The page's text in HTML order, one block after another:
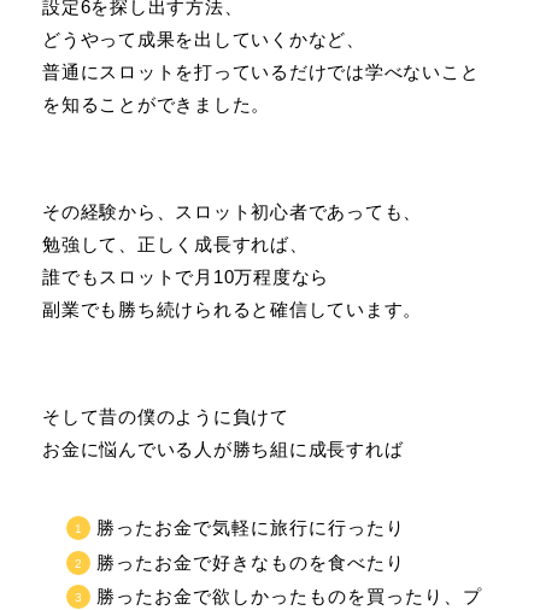
設定6を探し出す方法、
どうやって成果を出していくかなど、
普通にスロットを打っているだけでは学べないこと
を知ることができました。
その経験から、スロット初心者であっても、
勉強して、正しく成長すれば、
誰でもスロットで月10万程度なら
副業でも勝ち続けられると確信しています。
そして昔の僕のように負けて
お金に悩んでいる人が勝ち組に成長すれば
勝ったお金で気軽に旅行に行ったり
勝ったお金で好きなものを食べたり
勝ったお金で欲しかったものを買ったり、プ